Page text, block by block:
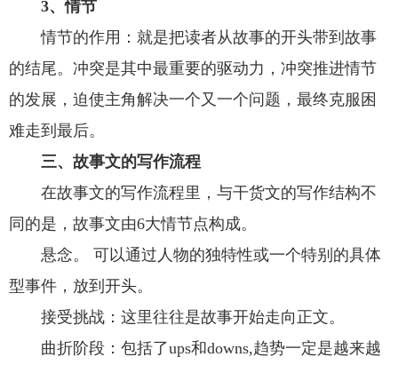
3、情节
情节的作用：就是把读者从故事的开头带到故事
的结尾。冲突是其中最重要的驱动力，冲突推进情节
的发展，迫使主角解决一个又一个问题，最终克服困
难走到最后。
三、故事文的写作流程
在故事文的写作流程里，与干货文的写作结构不
同的是，故事文由6大情节点构成。
悬念。 可以通过人物的独特性或一个特别的具体
型事件，放到开头。
接受挑战：这里往往是故事开始走向正文。
曲折阶段：包括了ups和downs,趋势一定是越来越